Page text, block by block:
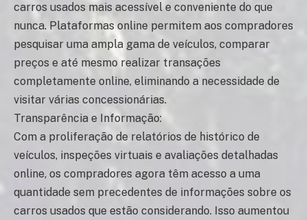
carros usados mais acessível e conveniente do que
nunca. Plataformas online permitem aos compradores
pesquisar uma ampla gama de veículos, comparar
preços e até mesmo realizar transações
completamente online, eliminando a necessidade de
visitar várias concessionárias.
Transparência e Informação:
Com a proliferação de relatórios de histórico de
veículos, inspeções virtuais e avaliações detalhadas
online, os compradores agora têm acesso a uma
quantidade sem precedentes de informações sobre os
carros usados que estão considerando. Isso aumentou